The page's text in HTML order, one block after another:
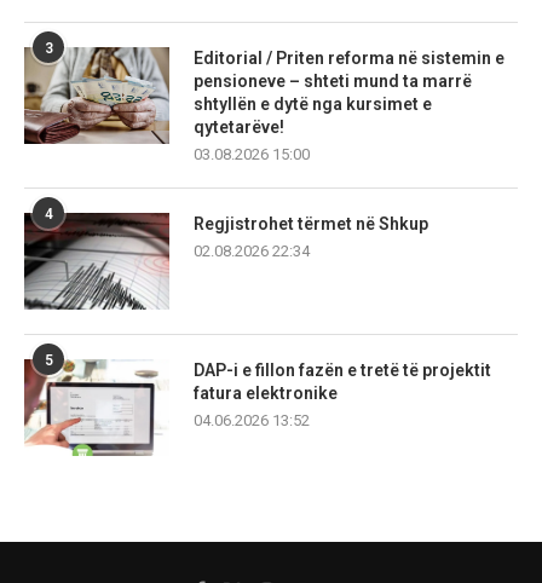
3
Editorial / Priten reforma në sistemin e
pensioneve – shteti mund ta marrë
shtyllën e dytë nga kursimet e
qytetarëve!
03.08.2026 15:00
4
Regjistrohet tërmet në Shkup
02.08.2026 22:34
5
DAP-i e fillon fazën e tretë të projektit
fatura elektronike
04.06.2026 13:52